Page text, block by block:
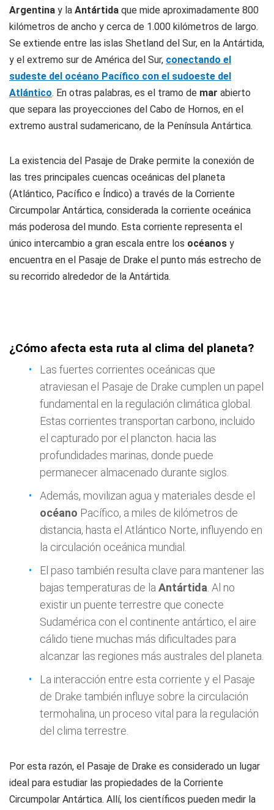
Argentina y la Antártida que mide aproximadamente 800
kilómetros de ancho y cerca de 1.000 kilómetros de largo.
Se extiende entre las islas Shetland del Sur, en la Antártida,
y el extremo sur de América del Sur, conectando el
sudeste del océano Pacífico con el sudoeste del
Atlántico. En otras palabras, es el tramo de mar abierto
que separa las proyecciones del Cabo de Hornos, en el
extremo austral sudamericano, de la Península Antártica.
La existencia del Pasaje de Drake permite la conexión de
las tres principales cuencas oceánicas del planeta
(Atlántico, Pacífico e Índico) a través de la Corriente
Circumpolar Antártica, considerada la corriente oceánica
más poderosa del mundo. Esta corriente representa el
único intercambio a gran escala entre los océanos y
encuentra en el Pasaje de Drake el punto más estrecho de
su recorrido alrededor de la Antártida.
¿Cómo afecta esta ruta al clima del planeta?
Las fuertes corrientes oceánicas que
atraviesan el Pasaje de Drake cumplen un papel
fundamental en la regulación climática global.
Estas corrientes transportan carbono, incluido
el capturado por el plancton. hacia las
profundidades marinas, donde puede
permanecer almacenado durante siglos.
Además, movilizan agua y materiales desde el
océano Pacífico, a miles de kilómetros de
distancia, hasta el Atlántico Norte, influyendo en
la circulación oceánica mundial.
El paso también resulta clave para mantener las
bajas temperaturas de la Antártida . Al no
existir un puente terrestre que conecte
Sudamérica con el continente antártico, el aire
cálido tiene muchas más dificultades para
alcanzar las regiones más australes del planeta.
La interacción entre esta corriente y el Pasaje
de Drake también influye sobre la circulación
termohalina, un proceso vital para la regulación
del clima terrestre.
Por esta razón, el Pasaje de Drake es considerado un lugar
ideal para estudiar las propiedades de la Corriente
Circumpolar Antártica. Allí, los científicos pueden medir la